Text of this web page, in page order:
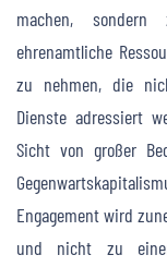
machen, sondern
ehrenamtliche
zu nehmen, die
Dienste adressiert
Sicht von großer
Engagement wird
und nicht zu